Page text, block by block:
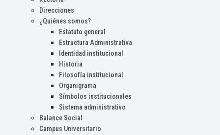
Direcciones
¿Quiénes somos?
Estatuto general
Estructura Administrativa
Identidad institucional
Historia
Filosofía institucional
Organigrama
Símbolos institucionales
Sistema administrativo
Balance Social
Campus Universitario